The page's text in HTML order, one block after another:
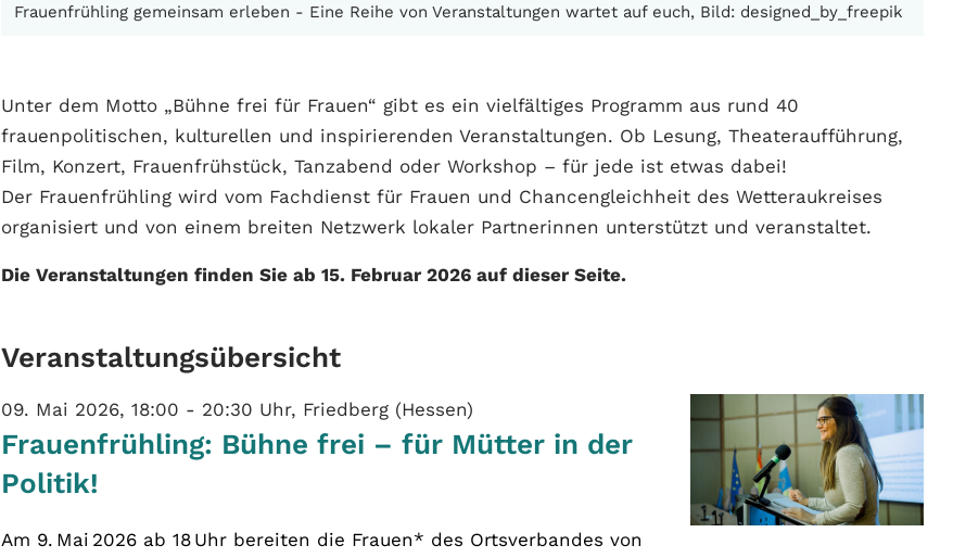
Frauenfrühling gemeinsam erleben - Eine Reihe von Veranstaltungen wartet auf euch, Bild: designed_by_freepik
Unter dem Motto „Bühne frei für Frauen“ gibt es ein vielfältiges Programm aus rund 40
frauenpolitischen, kulturellen und inspirierenden Veranstaltungen. Ob Lesung, Theateraufführung,
Film, Konzert, Frauenfrühstück, Tanzabend oder Workshop – für jede ist etwas dabei!
Der Frauenfrühling wird vom Fachdienst für Frauen und Chancengleichheit des Wetteraukreises
organisiert und von einem breiten Netzwerk lokaler Partnerinnen unterstützt und veranstaltet.
Die Veranstaltungen finden Sie ab 15. Februar 2026 auf dieser Seite.
Veranstaltungsübersicht
09. Mai 2026, 18:00 - 20:30 Uhr, Friedberg (Hessen)
Frauenfrühling: Bühne frei – für Mütter in der
Politik!
Am 9. Mai 2026 ab 18 Uhr bereiten die Frauen* des Ortsverbandes von